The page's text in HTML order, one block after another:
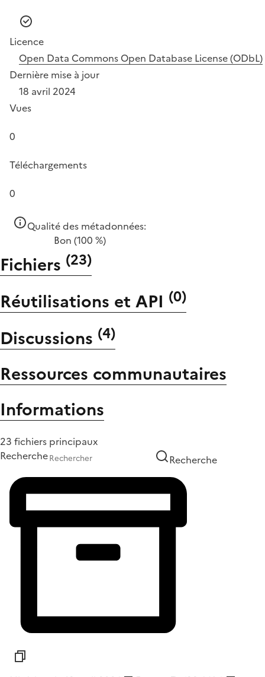
Licence
Open Data Commons Open Database License (ODbL)
Dernière mise à jour
18 avril 2024
Vues
0
Téléchargements
0
Qualité des métadonnées:
Bon (100 %)
Fichiers (23)
Réutilisations et API (0)
Discussions (4)
Ressources communautaires
Informations
23 fichiers principaux
Recherche
Recherche